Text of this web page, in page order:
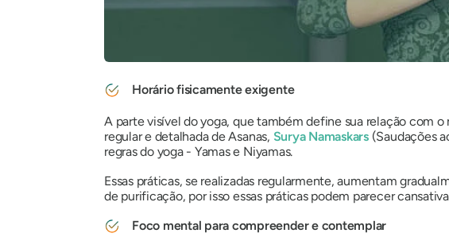
Horário fisicamente exigente
A parte visível do yoga, que também define sua relação com
regular e detalhada de Asanas, Surya Namaskars(Saudações
regras do yoga - Yamas e Niyamas.
Essas práticas, se realizadas regularmente, aumentam
de purificação, por isso essas práticas podem parecer
Foco mental para compreender e contemplar